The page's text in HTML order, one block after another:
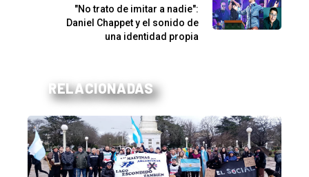
"No trato de imitar a nadie":
Daniel Chappet y el sonido de
una identidad propia
RELACIONADAS